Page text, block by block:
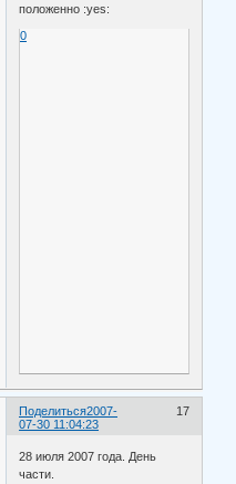
положенно :yes:
0
Поделиться 17
2007-
07-30 11:04:23
28 июля 2007 года. День
части.